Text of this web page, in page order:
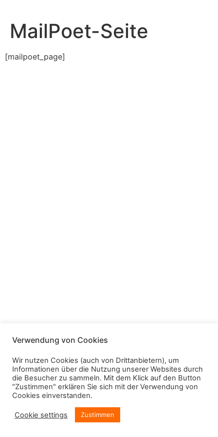
MailPoet-Seite
[mailpoet_page]
Verwendung von Cookies
Wir nutzen Cookies (auch von Drittanbietern), um
Informationen über die Nutzung unserer Websites durch
die Besucher zu sammeln. Mit dem Klick auf den Button
"Zustimmen" erklären Sie sich mit der Verwendung von
Cookies einverstanden.
Cookie settings Zustimmen